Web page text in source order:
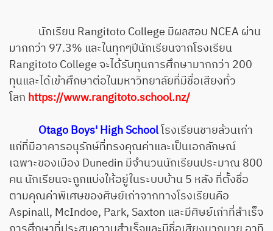
นักเรียน Rangitoto College มีผลสอบ NCEA ผ่าน
มากกว่า 97.3% และในทุกๆปีนักเรียนจากโรงเรียน
Rangitoto College จะได้รับทุนการศึกษามากกว่า 200
ทุนและได้เข้าศึกษาต่อในมหาวิทยาลัยที่มีชื่อเสียงทั่ว
โลก https://www.rangitoto.school.nz/
Otago Boys' High Schoolโรงเรียนชายล้วนเก่า
แก่ที่มีอาคารอนุรักษ์ที่ทรงคุณค่าและเป็นเอกลักษณ์
เฉพาะของเมือง Dunedin มีจำนวนนักเรียนประมาณ 800
คน นักเรียนจะถูกแบ่งให้อยู่ในระบบบ้าน 5 หลัง ที่ตั้งชื่อ
ตามคุณค่าพิเศษของศิษย์เก่าจากทางโรงเรียนคือ
Aspinall, McIndoe, Park, Saxton และมีศิษย์เก่าที่สำเร็จ